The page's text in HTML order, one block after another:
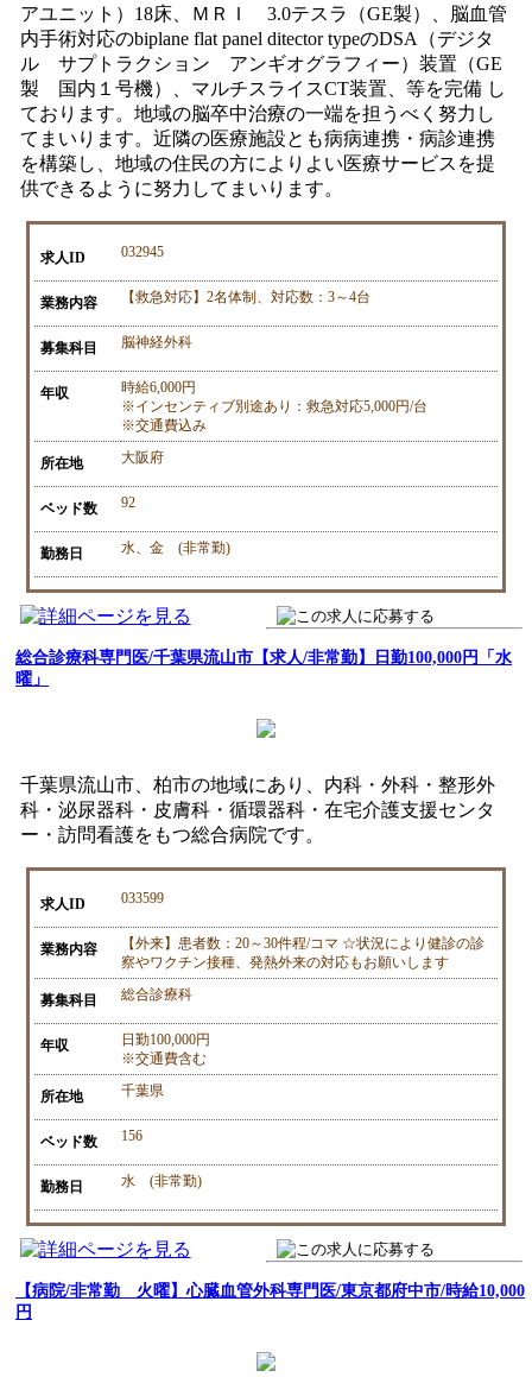
アユニット）18床、ＭＲＩ 3.0テスラ（GE製）、脳血管
内手術対応のbiplane flat panel ditector typeのDSA（デジタ
ル サプトラクション アンギオグラフィー）装置（GE
製 国内１号機）、マルチスライスCT装置、等を完備 し
ております。地域の脳卒中治療の一端を担うべく努力し
てまいります。近隣の医療施設とも病病連携・病診連携
を構築し、地域の住民の方によりよい医療サービスを提
供できるように努力してまいります。
求人ID 032945
業務内容 【救急対応】2名体制、対応数：3～4台
募集科目 脳神経外科
年収
時給6,000円
※インセンティブ別途あり：救急対応5,000円/台
※交通費込み
所在地 大阪府
ベッド数 92
勤務日 水、金 (非常勤)
総合診療科専門医/千葉県流山市【求人/非常勤】日勤100,000円「水
曜」
千葉県流山市、柏市の地域にあり、内科・外科・整形外
科・泌尿器科・皮膚科・循環器科・在宅介護支援センタ
ー・訪問看護をもつ総合病院です。
求人ID 033599
業務内容
【外来】患者数：20～30件程/コマ ☆状況により健診の診
察やワクチン接種、発熱外来の対応もお願いします
募集科目 総合診療科
年収
日勤100,000円
※交通費含む
所在地 千葉県
ベッド数 156
勤務日 水 (非常勤)
【病院/非常勤 火曜】心臓血管外科専門医/東京都府中市/時給10,000
円